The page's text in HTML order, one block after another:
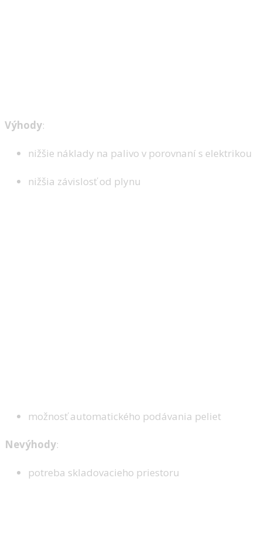
Výhody:
nižšie náklady na palivo v porovnaní s elektrikou
nižšia závislosť od plynu
možnosť automatického podávania peliet
Nevýhody:
potreba skladovacieho priestoru